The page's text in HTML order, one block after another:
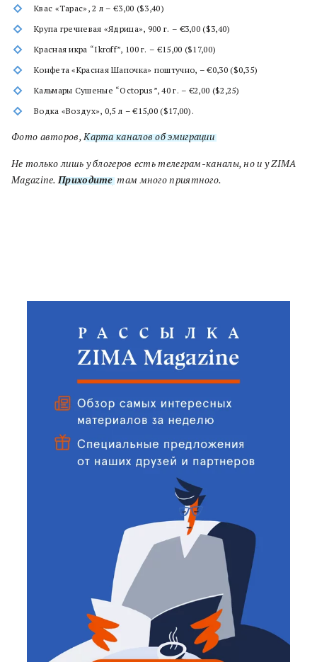
Квас «Тарас», 2 л – €3,00 ($3,40)
Крупа гречневая «Ядрица», 900 г. – €3,00 ($3,40)
Красная икра “Ikroff”, 100 г. – €15,00 ($17,00)
Конфета «Красная Шапочка» поштучно, – €0,30 ($0,35)
Кальмары Сушеные “Octopus”, 40 г. – €2,00 ($2,25)
Водка «Воздух», 0,5 л – €15,00 ($17,00).
Фото авторов,Карта каналов об эмиграции
Не только лишь у блогеров есть телеграм-каналы, но и у ZIMA
Magazine.Приходите, там много приятного.